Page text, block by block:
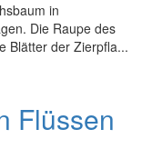
in
Die Raupe des
Blätter der Zierpfla...
Flüssen